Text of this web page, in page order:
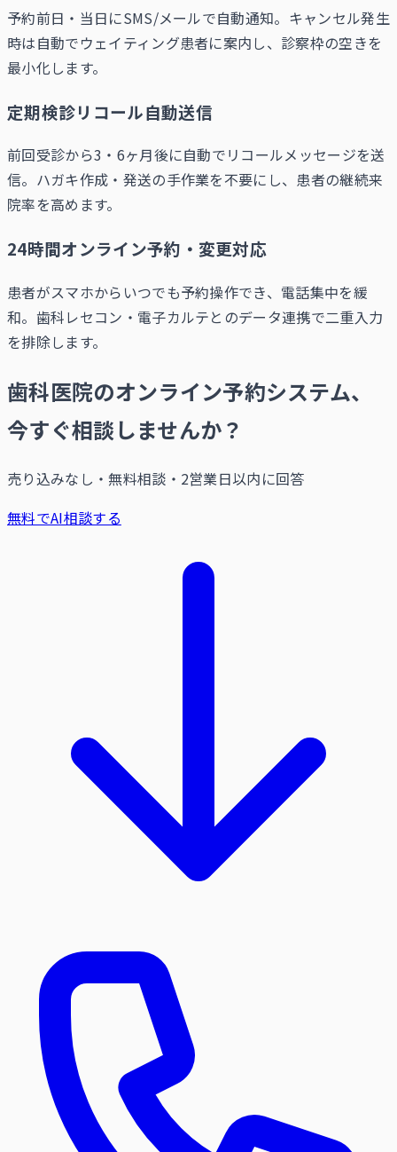
予約前日・当日にSMS/メールで自動通知。キャンセル発生
時は自動でウェイティング患者に案内し、診察枠の空きを
最小化します。
定期検診リコール自動送信
前回受診から3・6ヶ月後に自動でリコールメッセージを送
信。ハガキ作成・発送の手作業を不要にし、患者の継続来
院率を高めます。
24時間オンライン予約・変更対応
患者がスマホからいつでも予約操作でき、電話集中を緩
和。歯科レセコン・電子カルテとのデータ連携で二重入力
を排除します。
歯科医院のオンライン予約システム、
今すぐ相談しませんか？
売り込みなし・無料相談・2営業日以内に回答
無料でAI相談する